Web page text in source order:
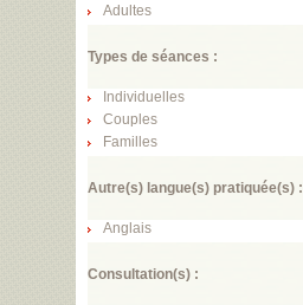
Adultes
Types de séances :
Individuelles
Couples
Familles
Autre(s) langue(s) pratiquée(s) :
Anglais
Consultation(s) :